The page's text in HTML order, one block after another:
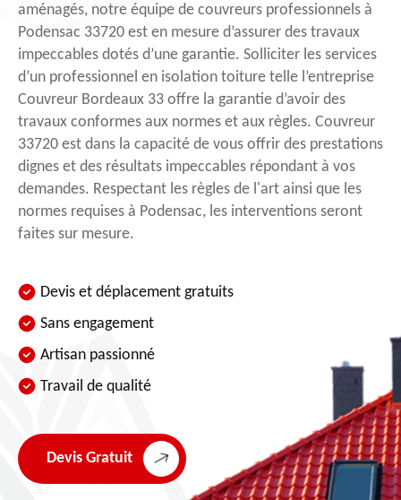
aménagés, notre équipe de couvreurs professionnels à
Podensac 33720 est en mesure d’assurer des travaux
impeccables dotés d’une garantie. Solliciter les services
d’un professionnel en isolation toiture telle l’entreprise
Couvreur Bordeaux 33 offre la garantie d’avoir des
travaux conformes aux normes et aux règles. Couvreur
33720 est dans la capacité de vous offrir des prestations
dignes et des résultats impeccables répondant à vos
demandes. Respectant les règles de l'art ainsi que les
normes requises à Podensac, les interventions seront
faites sur mesure.
Devis et déplacement gratuits
Sans engagement
Artisan passionné
Travail de qualité
Devis Gratuit